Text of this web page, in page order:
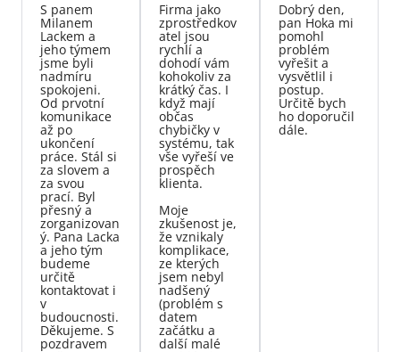
S panem
Milanem
Lackem a
jeho týmem
jsme byli
nadmíru
spokojeni.
Od prvotní
komunikace
až po
ukončení
práce. Stál si
za slovem a
za svou
prací. Byl
přesný a
zorganizovan
ý. Pana Lacka
a jeho tým
budeme
určitě
kontaktovat i
v
budoucnosti.
Děkujeme. S
pozdravem
Firma jako
zprostředkov
atel jsou
rychlí a
dohodí vám
kohokoliv za
krátký čas. I
když mají
občas
chybičky v
systému, tak
vše vyřeší ve
prospěch
klienta.
Moje
zkušenost je,
že vznikaly
komplikace,
ze kterých
jsem nebyl
nadšený
(problém s
datem
začátku a
další malé
Dobrý den,
pan Hoka mi
pomohl
problém
vyřešit a
vysvětlil i
postup.
Určitě bych
ho doporučil
dále.